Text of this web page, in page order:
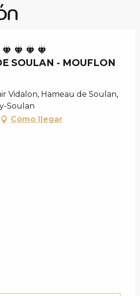
SOULAN - MOUFLON
Vidalon, Hameau de Soulan,
Soulan
Cómo llegar